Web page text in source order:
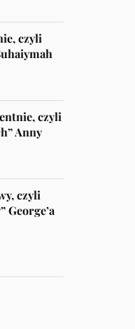
czyli
czyli
Anny
czyli
George’a